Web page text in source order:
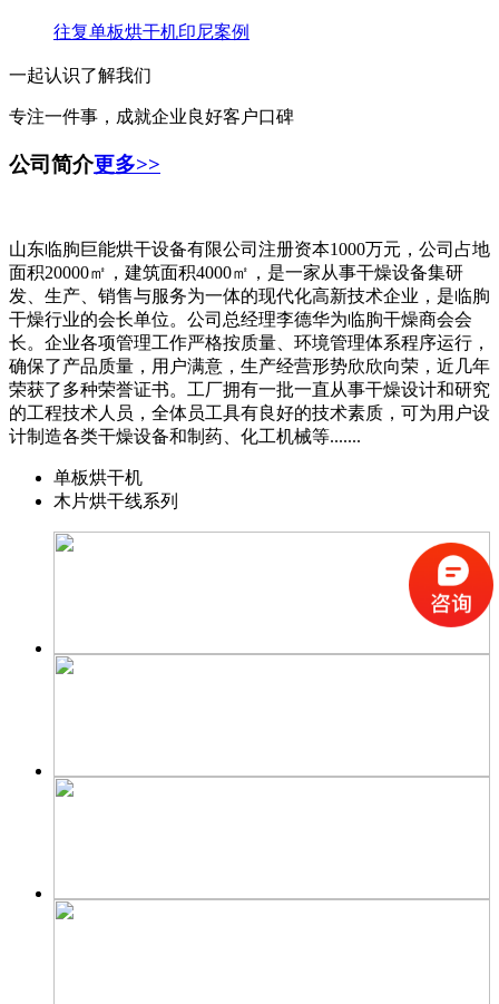
往复单板烘干机印尼案例
一起认识了解我们
专注一件事，成就企业良好客户口碑
公司简介更多>>
山东临朐巨能烘干设备有限公司注册资本1000万元，公司占地
面积20000㎡，建筑面积4000㎡，是一家从事干燥设备集研
发、生产、销售与服务为一体的现代化高新技术企业，是临朐
干燥行业的会长单位。公司总经理李德华为临朐干燥商会会
长。企业各项管理工作严格按质量、环境管理体系程序运行，
确保了产品质量，用户满意，生产经营形势欣欣向荣，近几年
荣获了多种荣誉证书。工厂拥有一批一直从事干燥设计和研究
的工程技术人员，全体员工具有良好的技术素质，可为用户设
计制造各类干燥设备和制药、化工机械等.......
单板烘干机
木片烘干线系列